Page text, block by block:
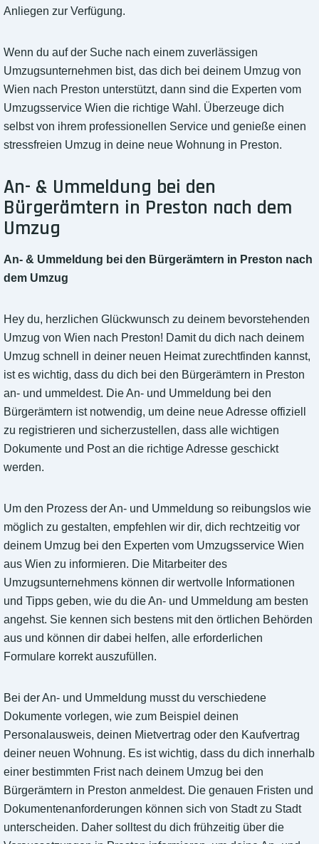
Anliegen zur Verfügung.
Wenn du auf der Suche nach einem zuverlässigen
Umzugsunternehmen bist, das dich bei deinem Umzug von
Wien nach Preston unterstützt, dann sind die Experten vom
Umzugsservice Wien die richtige Wahl. Überzeuge dich
selbst von ihrem professionellen Service und genieße einen
stressfreien Umzug in deine neue Wohnung in Preston.
An- & Ummeldung bei den
Bürgerämtern in Preston nach dem
Umzug
An- & Ummeldung bei den Bürgerämtern in Preston nach
dem Umzug
Hey du, herzlichen Glückwunsch zu deinem bevorstehenden
Umzug von Wien nach Preston! Damit du dich nach deinem
Umzug schnell in deiner neuen Heimat zurechtfinden kannst,
ist es wichtig, dass du dich bei den Bürgerämtern in Preston
an- und ummeldest. Die An- und Ummeldung bei den
Bürgerämtern ist notwendig, um deine neue Adresse offiziell
zu registrieren und sicherzustellen, dass alle wichtigen
Dokumente und Post an die richtige Adresse geschickt
werden.
Um den Prozess der An- und Ummeldung so reibungslos wie
möglich zu gestalten, empfehlen wir dir, dich rechtzeitig vor
deinem Umzug bei den Experten vom Umzugsservice Wien
aus Wien zu informieren. Die Mitarbeiter des
Umzugsunternehmens können dir wertvolle Informationen
und Tipps geben, wie du die An- und Ummeldung am besten
angehst. Sie kennen sich bestens mit den örtlichen Behörden
aus und können dir dabei helfen, alle erforderlichen
Formulare korrekt auszufüllen.
Bei der An- und Ummeldung musst du verschiedene
Dokumente vorlegen, wie zum Beispiel deinen
Personalausweis, deinen Mietvertrag oder den Kaufvertrag
deiner neuen Wohnung. Es ist wichtig, dass du dich innerhalb
einer bestimmten Frist nach deinem Umzug bei den
Bürgerämtern in Preston anmeldest. Die genauen Fristen und
Dokumentenanforderungen können sich von Stadt zu Stadt
unterscheiden. Daher solltest du dich frühzeitig über die